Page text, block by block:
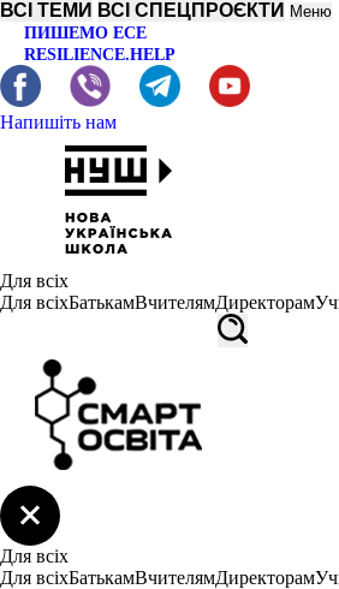
ВСІ ТЕМИ ВСІ СПЕЦПРОЄКТИ Меню
ПИШЕМО ЕСЕ
RESILIENCE.HELP
Напишіть нам
Для всіх
Для всіхБатькамВчителямДиректорам
Для всіх
Для всіхБатькамВчителямДиректорам